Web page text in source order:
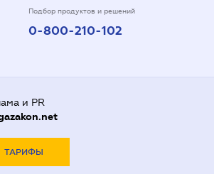
Подбор продуктов и решений
0-800-210-102
и PR
ТАРИФЫ